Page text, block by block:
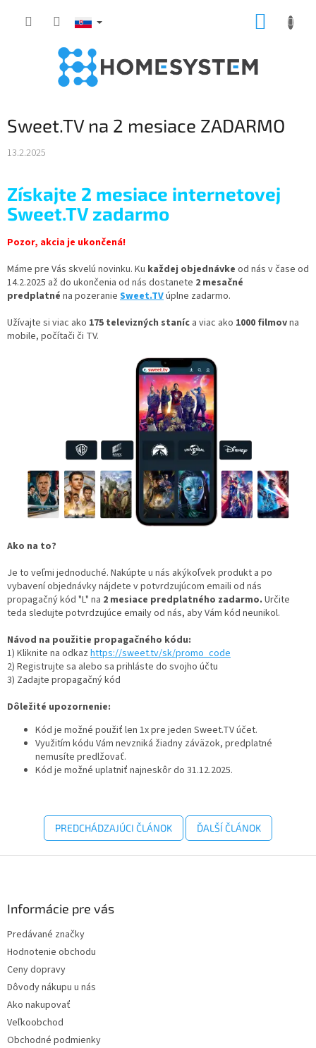
Sweet.TV na 2 mesiace ZADARMO
13.2.2025
Získajte 2 mesiace internetovej
Sweet.TV zadarmo
Pozor, akcia je ukončená!
Máme pre Vás skvelú novinku. Ku každej objednávke od nás v čase od
14.2.2025 až do ukončenia od nás dostanete 2 mesačné
predplatné na pozeranie Sweet.TVúplne zadarmo.
Užívajte si viac ako 175 televizných staníc a viac ako 1000 filmovna
mobile, počítači či TV.
Ako na to?
Je to veľmi jednoduché. Nakúpte u nás akýkoľvek produkt a po
vybavení objednávky nájdete v potvrdzujúcom emaili od nás
propagačný kód "L" na 2 mesiace predplatného zadarmo. Určite
teda sledujte potvrdzujúce emaily od nás, aby Vám kód neunikol.
Návod na použitie propagačného kódu:
1) Kliknite na odkaz https://sweet.tv/sk/promo_code
2) Registrujte sa alebo sa prihláste do svojho účtu
3) Zadajte propagačný kód
Dôležité upozornenie:
Kód je možné použiť len 1x pre jeden Sweet.TV účet.
Využitím kódu Vám nevzniká žiadny záväzok, predplatné
nemusíte predlžovať.
Kód je možné uplatniť najneskôr do 31.12.2025.
PREDCHÁDZAJÚCI ČLÁNOK ĎALŠÍ ČLÁNOK
Informácie pre vás
Predávané značky
Hodnotenie obchodu
Ceny dopravy
Dôvody nákupu u nás
Ako nakupovať
Veľkoobchod
Obchodné podmienky